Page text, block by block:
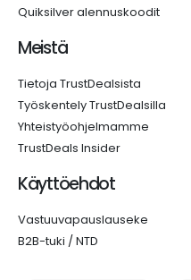
Quiksilver alennuskoodit
Meistä
Tietoja TrustDealsista
Työskentely TrustDealsilla
Yhteistyöohjelmamme
TrustDeals Insider
Käyttöehdot
Vastuuvapauslauseke
B2B-tuki / NTD